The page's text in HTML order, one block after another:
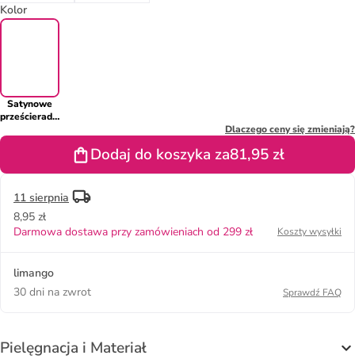
Kolor
Satynowe
prześcieradło
Dlaczego ceny się zmieniają?
Dodaj do koszyka za81,95 zł
11 sierpnia
8,95 zł
Darmowa dostawa przy zamówieniach od 299 zł
Koszty wysyłki
limango
30 dni na zwrot
Sprawdź FAQ
Pielęgnacja i Materiał